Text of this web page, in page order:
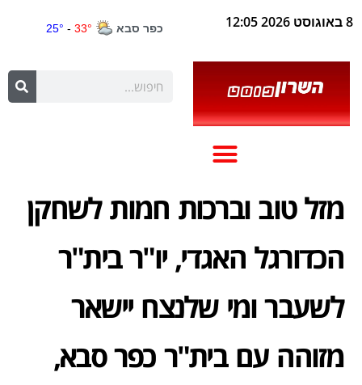
8 באוגוסט 2026 12:05
מזל טוב וברכות חמות לשחקן
הכדורגל האגדי, יו"ר בית"ר
לשעבר ומי שלנצח יישאר
מזוהה עם בית"ר כפר סבא,